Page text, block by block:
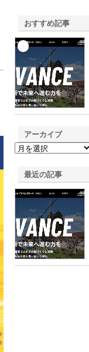
おすすめ記事
アーカイブ
最近の記事